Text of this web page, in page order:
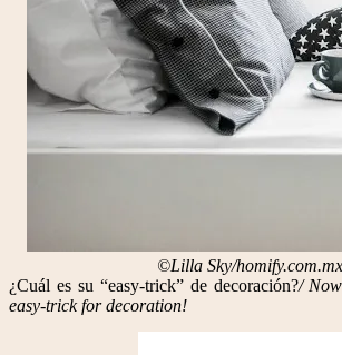
©Lilla Sky/homify.com.mx
¿Cuál es su “easy-trick” de decoración?/
easy-trick for decoration!